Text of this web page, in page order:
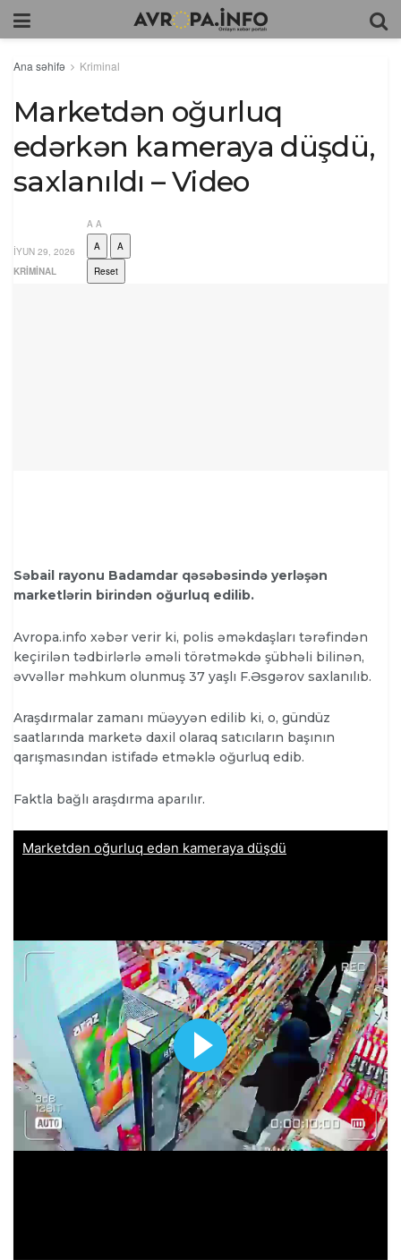
Ana səhifə Kriminal
Marketdən oğurluq
edərkən kameraya düşdü,
saxlanıldı – Video
İYUN 29, 2026
KRIMINAL
A A
A
A
Reset
Səbail rayonu Badamdar qəsəbəsində yerləşən
marketlərin birindən oğurluq edilib.
Avropa.info xəbər verir ki, polis əməkdaşları tərəfindən
keçirilən tədbirlərlə əməli törətməkdə şübhəli bilinən,
əvvəllər məhkum olunmuş 37 yaşlı F.Əsgərov saxlanılıb.
Araşdırmalar zamanı müəyyən edilib ki, o, gündüz
saatlarında marketə daxil olaraq satıcıların başının
qarışmasından istifadə etməklə oğurluq edib.
Faktla bağlı araşdırma aparılır.